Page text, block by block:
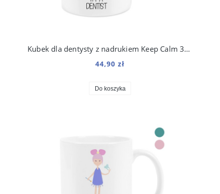
Kubek dla dentysty z nadrukiem Keep Calm 330 ml
44,90 zł
Do koszyka